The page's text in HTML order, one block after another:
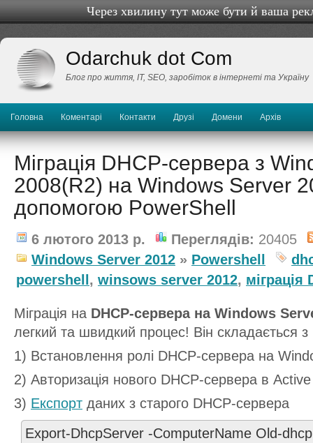
Через хвилину тут може бути й ваша
Odarchuk dot Com
Блог про життя, IТ, SEO, заробіток в інтернеті та Україну
Головна Коментарі Контакти Друзі Домени Архів
Міграція DHCP-сервера з
2008(R2) на Windows Server
допомогою PowerShell
6 лютого 2013 р. Переглядів: 20405
Windows Server 2012 » Powershell
powershell , winsows server 2012, міграція
Міграція на DHCP-сервера на Windows
легкий та швидкий процес! Він складається з
1) Встановлення ролі DHCP-сервера на
2) Авторизація нового DHCP-сервера в
3) Експорт даних з старого DHCP-сервера
Export-DhcpServer -ComputerName Old-